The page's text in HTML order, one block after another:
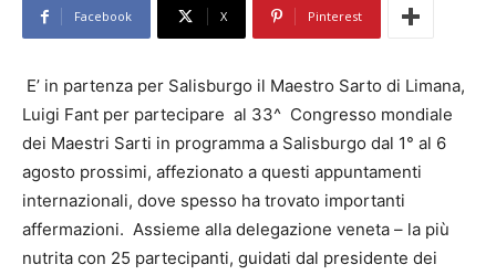
Facebook X Pinterest
E’ in partenza per Salisburgo il Maestro Sarto di Limana,
Luigi Fant per partecipare al 33^ Congresso mondiale
dei Maestri Sarti in programma a Salisburgo dal 1° al 6
agosto prossimi, affezionato a questi appuntamenti
internazionali, dove spesso ha trovato importanti
affermazioni. Assieme alla delegazione veneta – la più
nutrita con 25 partecipanti, guidati dal presidente dei